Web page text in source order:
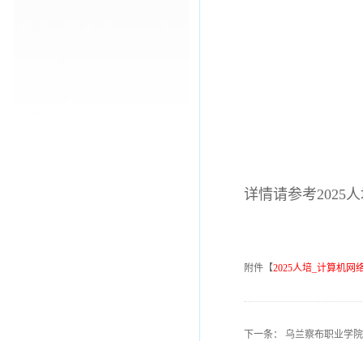
详情请参考2025
附件【2025人培_计算机网
下一条： 乌兰察布职业学